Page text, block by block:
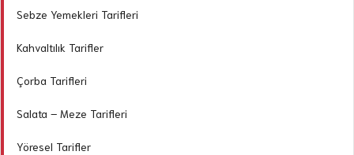
Sebze Yemekleri Tarifleri
Kahvaltılık Tarifler
Çorba Tarifleri
Salata – Meze Tarifleri
Yöresel Tarifler